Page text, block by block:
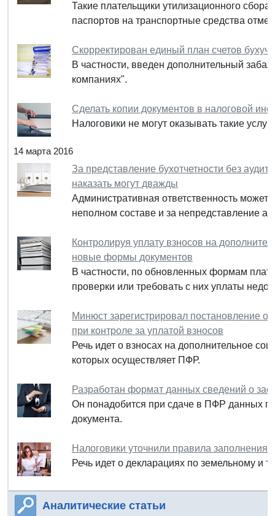
Такие плательщики утилизационного
паспортов на транспортные средства
Скорректирован единый план счетов
В частности, введен дополнительный
компаниях".
Сделать копии документов в налоговой
Налоговики не могут оказывать такие
14 марта 2016
За представление бухотчетности без
наказать могут дважды
Административная ответственность может
неполном составе и за непредставление
Контролируя уплату взносов на
новые формы документов
В частности, по обновленных формам
проверки или требовать с них уплаты
Минюст зарегистрировал постановление
при контроле за уплатой взносов
Речь идет о взносах на дополнительное
которых осуществляет ПФР.
Разработан формат данных сведений о
Он понадобится при сдаче в ПФР данных
документа.
Налоговики уточнили правила
Речь идет о декларациях по земельному и
Аналитические статьи